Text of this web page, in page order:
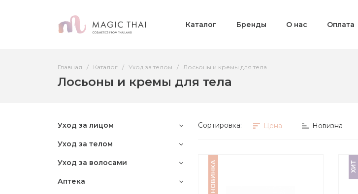
Каталог Бренды О нас Оплата
Главная Каталог Уход за телом Лосьоны и кремы для тела
Лосьоны и кремы для тела
Уход за лицом
Уход за телом
Уход за волосами
Аптека
Сортировка: Цена Новизна
НОВИНКА ХИТ